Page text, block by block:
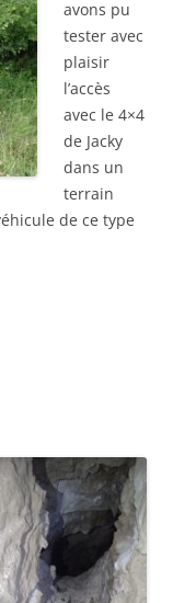
avons pu
tester avec
plaisir
l’accès
avec le 4×4
de Jacky
dans un
terrain
de ce type